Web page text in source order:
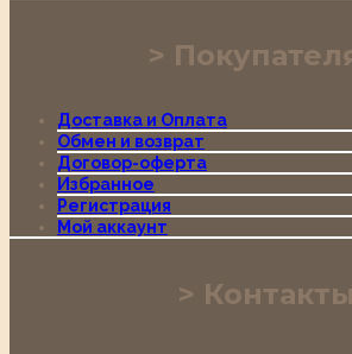
Доставка и Оплата
Обмен и возврат
Договор-оферта
Избранное
Регистрация
Мой аккаунт
Контакты